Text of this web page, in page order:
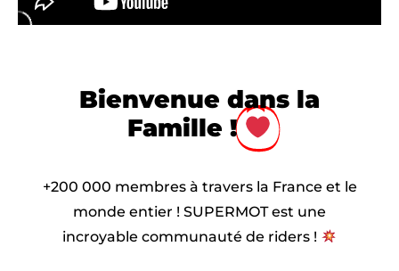
Bienvenue dans la
Famille !
+200 000 membres à travers la France et le
monde entier ! SUPERMOT est une
incroyable communauté de riders !